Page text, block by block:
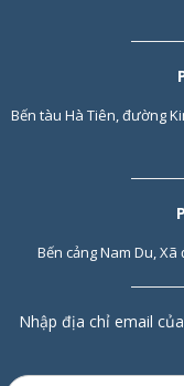
Bến tàu Hà Tiên, đường
Bến cảng Nam Du,
Nhập địa chỉ email